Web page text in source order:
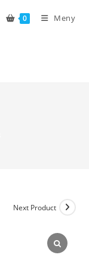
0 Meny
Next Product